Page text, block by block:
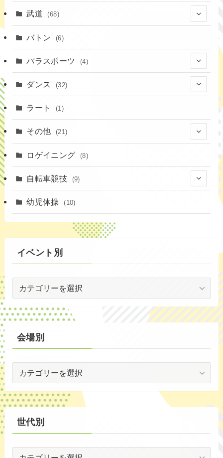
(16)
(12)
(3)
(14)
(4)
(20)
(19)
(1)
(5)
(29)
(15)
武道 (68)
(23)
(16)
(6)
バトン (6)
パラスポーツ (4)
ダンス (32)
(3)
(2)
ラート (1)
その他 (21)
(4)
ロゲイニング (8)
自転車競技 (9)
幼児体操 (10)
イベント別
ン
ト
別
会場別
別
世代別